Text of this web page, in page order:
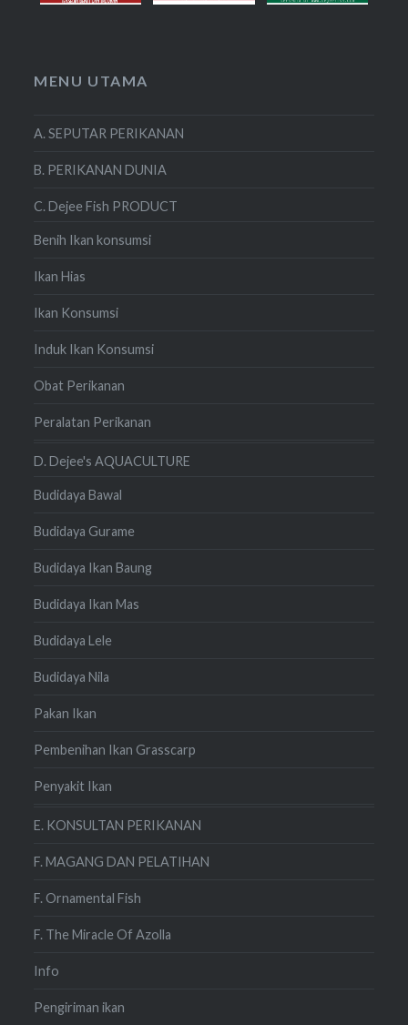
MENU UTAMA
A. SEPUTAR PERIKANAN
B. PERIKANAN DUNIA
C. Dejee Fish PRODUCT
Benih Ikan konsumsi
Ikan Hias
Ikan Konsumsi
Induk Ikan Konsumsi
Obat Perikanan
Peralatan Perikanan
D. Dejee's AQUACULTURE
Budidaya Bawal
Budidaya Gurame
Budidaya Ikan Baung
Budidaya Ikan Mas
Budidaya Lele
Budidaya Nila
Pakan Ikan
Pembenihan Ikan Grasscarp
Penyakit Ikan
E. KONSULTAN PERIKANAN
F. MAGANG DAN PELATIHAN
F. Ornamental Fish
F. The Miracle Of Azolla
Info
Pengiriman ikan